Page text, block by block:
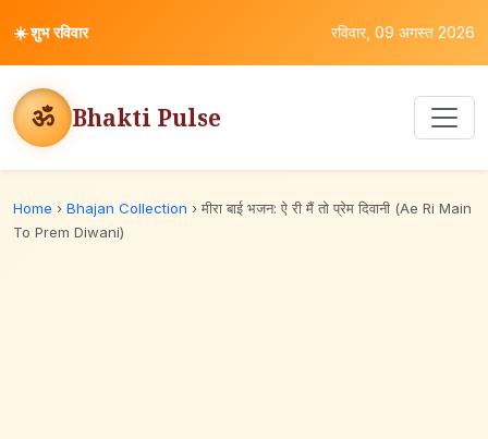
☀️शुभ रविवार रविवार, 09 अगस्त 2026
ॐ Bhakti Pulse
Home › Bhajan Collection › मीरा बाई भजन: ऐ री मैं तो प्रेम दिवानी (Ae Ri Main
To Prem Diwani)